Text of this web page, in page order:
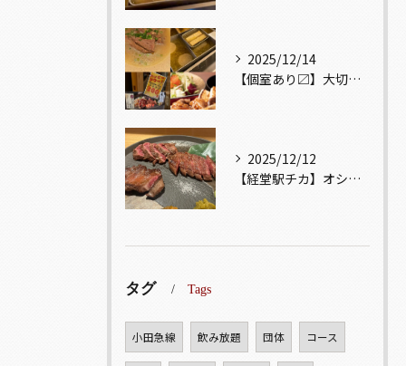
2025/12/14
【個室あり〼】大切な記念日、お祝い事でのご来店ぜひお待ちして...
2025/12/12
【経堂駅チカ】オシャレ居酒屋🏮自慢のお肉が楽しめる🐃お得なコ...
タグ Tags
小田急線 飲み放題 団体 コース